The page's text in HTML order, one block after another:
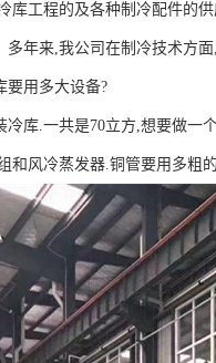
库工程的及各种制冷配件的
年来,我公司在制冷技术方
要用多大设备?
冷库.一共是70立方,想要做一
和风冷蒸发器.铜管要用多粗